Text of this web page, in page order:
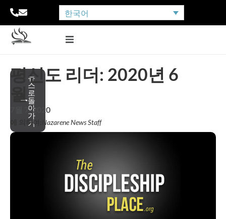
한국어
뉴
스
로
돌
아
가
기
평신도 리더: 2020년 6
7월 7, 2020
에 의하여: Nazarene News Staff